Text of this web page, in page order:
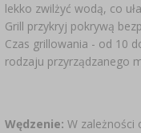
lekko zwilżyć wodą, co
Grill przykryj pokrywą
Czas grillowania - od 10
rodzaju przyrządzanego
Wędzenie: W zależności